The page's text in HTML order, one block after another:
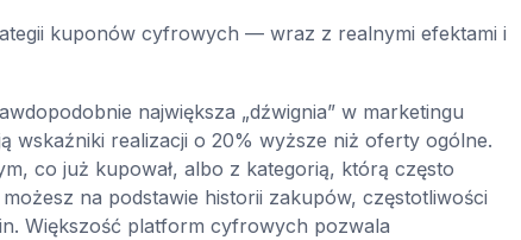
kuponów cyfrowych — wraz z realnymi efektami i
największa „dźwignia” w marketingu
realizacji o 20% wyższe niż oferty ogólne.
co już kupował, albo z kategorią, którą często
na podstawie historii zakupów, częstotliwości
Większość platform cyfrowych pozwala